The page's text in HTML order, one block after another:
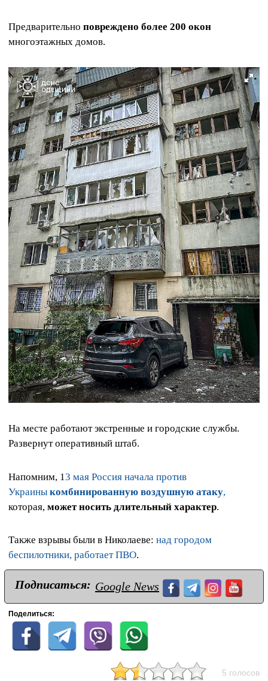
Предварительно повреждено более 200 окон
многоэтажных домов.
На месте работают экстренные и городские службы.
Развернут оперативный штаб.
Напомним, 13 мая Россия начала против
Украины комбинированную воздушную атаку,
которая, может носить длительный характер.
Также взрывы были в Николаеве: над городом
беспилотники, работает ПВО.
Подписаться: Google News
Поделиться:
5 голосов